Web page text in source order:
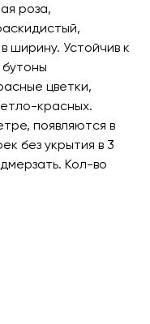
роза,
ширину. Устойчив к
цветки,
красных.
появляются в
без укрытия в 3
Кол-во